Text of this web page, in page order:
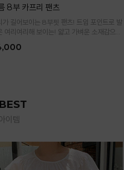
8부 카프리 팬츠
가 길어보이는 8부핏 팬츠! 트임 포인트로 발
여리여리해 보이는! 얇고 가벼운 소재감으로
·주문폭주로 인한 입고지연·순차발송 진행중
이템